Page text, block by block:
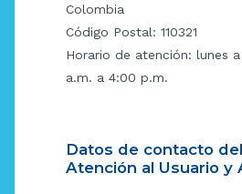
Colombia
Código Postal: 110321
Horario de atención: lunes
a.m. a 4:00 p.m.
Datos de contacto
Atención al Usuario y